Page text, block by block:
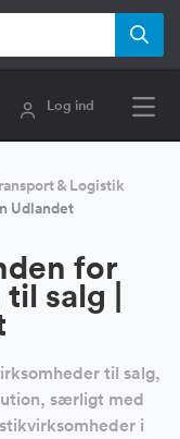
Log ind
& Logistik
Udlandet
for
salg |
til salg,
særligt med
i